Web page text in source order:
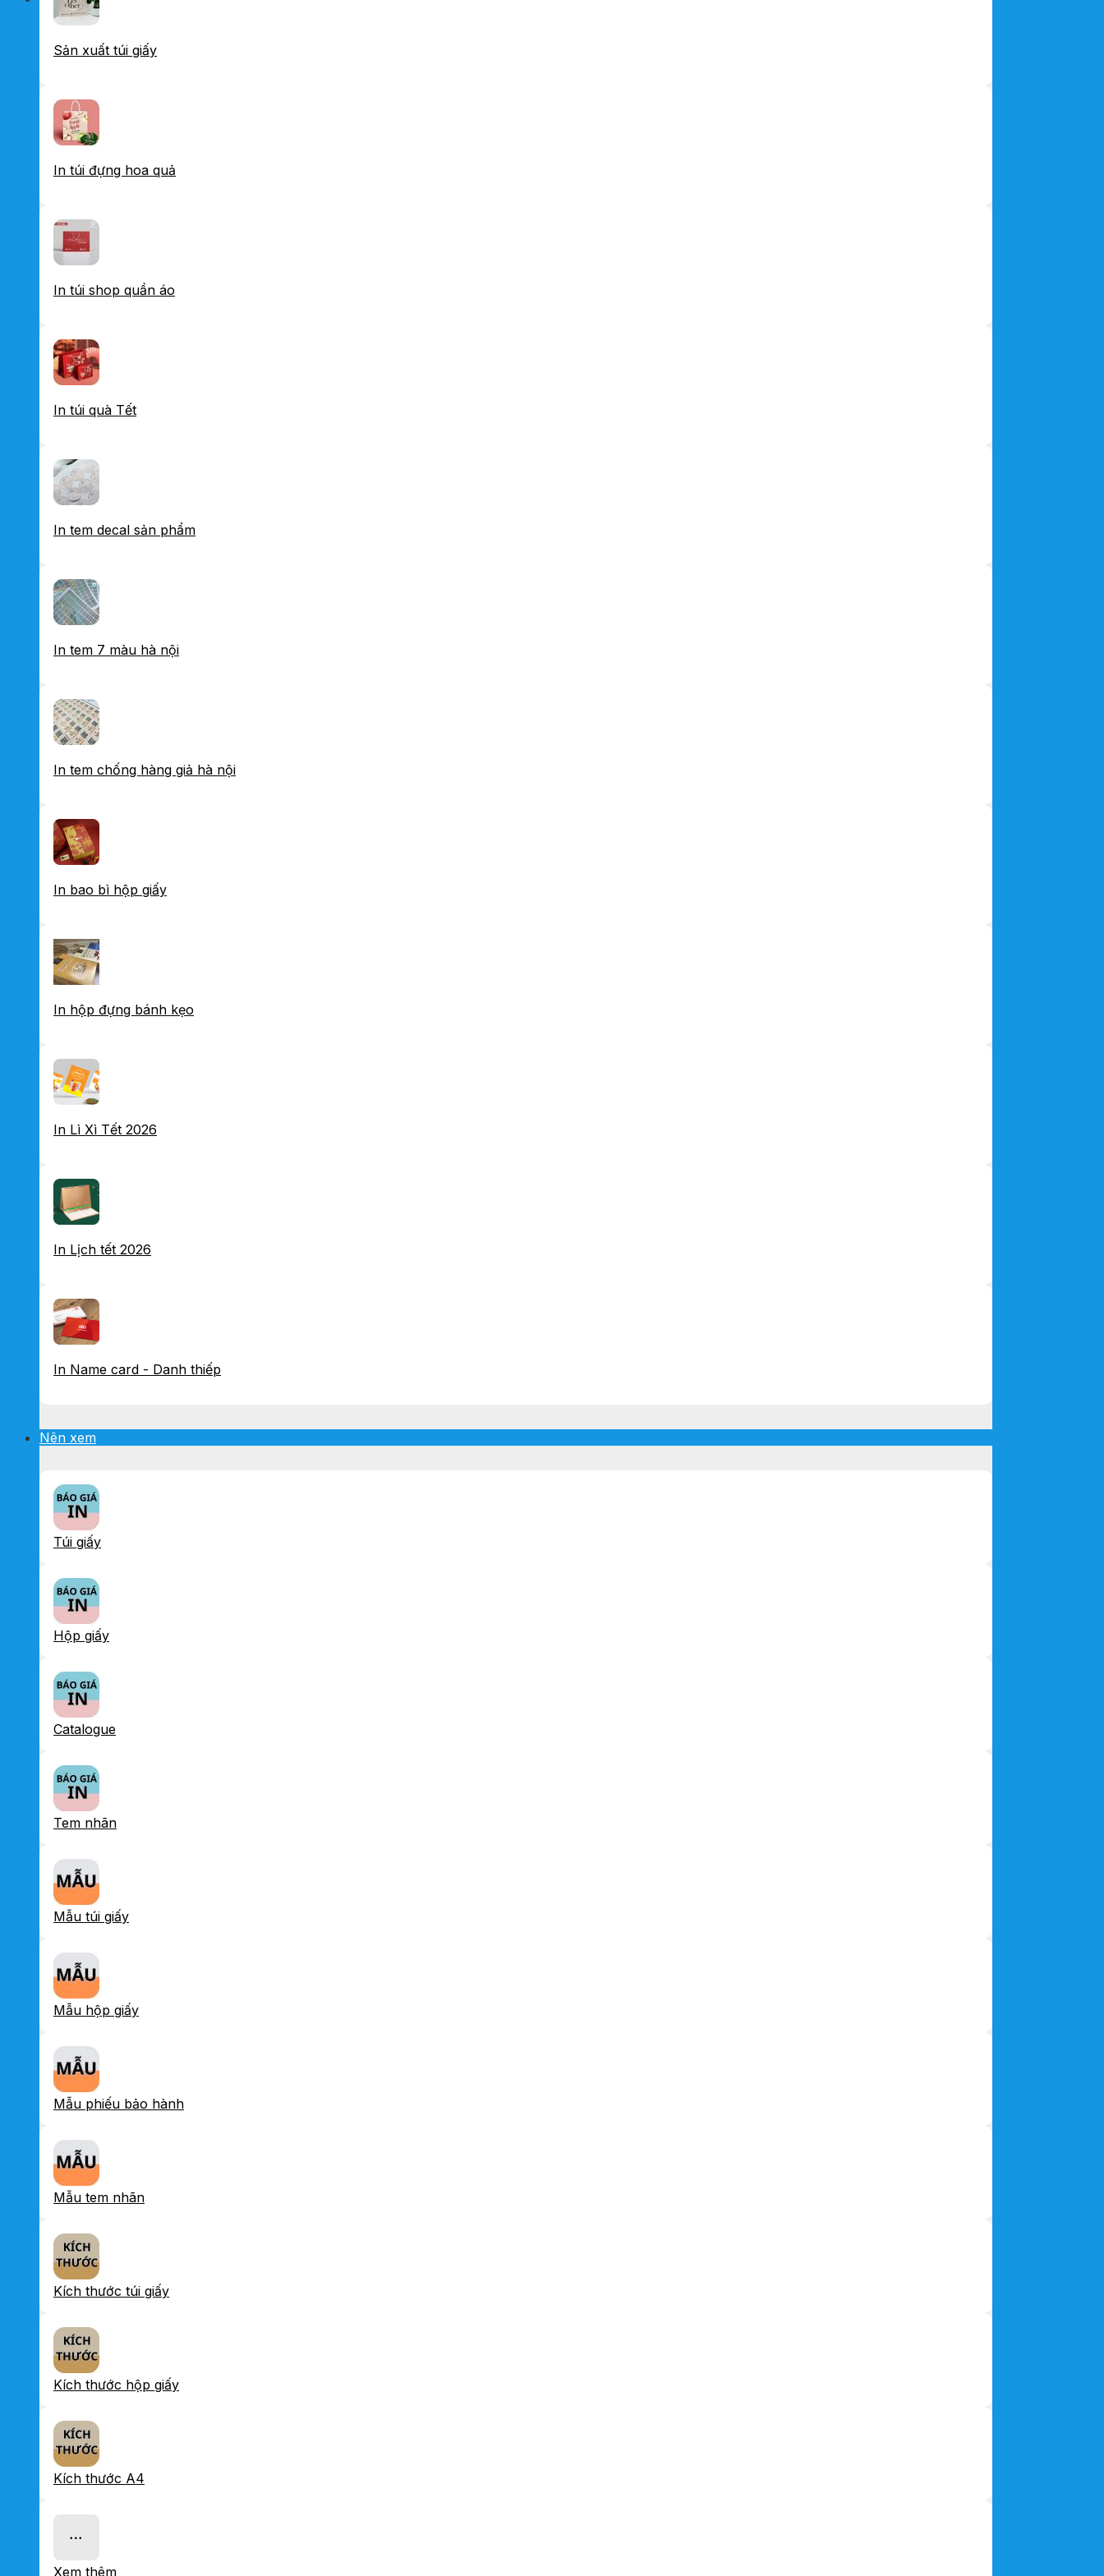
Sản xuất túi giấy
In túi đựng hoa quả
In túi shop quần áo
In túi quà Tết
In tem decal sản phẩm
In tem 7 màu hà nội
In tem chống hàng giả hà nội
In bao bì hộp giấy
In hộp đựng bánh kẹo
In Lì Xì Tết 2026
In Lịch tết 2026
In Name card - Danh thiếp
Nên xem
Túi giấy
Hộp giấy
Catalogue
Tem nhãn
Mẫu túi giấy
Mẫu hộp giấy
Mẫu phiếu bảo hành
Mẫu tem nhãn
Kích thước túi giấy
Kích thước hộp giấy
Kích thước A4
Xem thêm